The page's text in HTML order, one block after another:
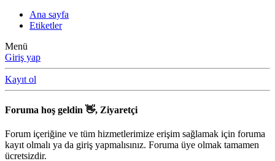
Ana sayfa
Etiketler
Menü
Giriş yap
Kayıt ol
Foruma hoş geldin 👋, Ziyaretçi
Forum içeriğine ve tüm hizmetlerimize erişim sağlamak için foruma
kayıt olmalı ya da giriş yapmalısınız. Foruma üye olmak tamamen
ücretsizdir.